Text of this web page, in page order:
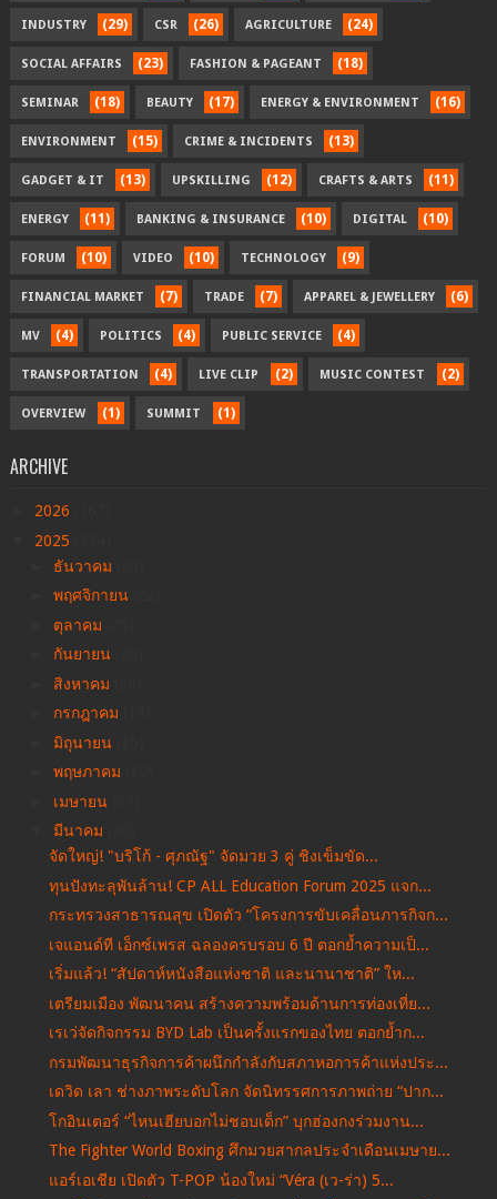
INDUSTRY (29) CSR (26) AGRICULTURE (24)
SOCIAL AFFAIRS (23) FASHION & PAGEANT (18)
SEMINAR (18) BEAUTY (17) ENERGY & ENVIRONMENT (16)
ENVIRONMENT (15) CRIME & INCIDENTS (13)
GADGET & IT (13) UPSKILLING (12) CRAFTS & ARTS (11)
ENERGY (11) BANKING & INSURANCE (10) DIGITAL (10)
FORUM (10) VIDEO (10) TECHNOLOGY (9)
FINANCIAL MARKET (7) TRADE (7) APPAREL & JEWELLERY (6)
MV (4) POLITICS (4) PUBLIC SERVICE (4)
TRANSPORTATION (4) LIVE CLIP (2) MUSIC CONTEST (2)
OVERVIEW (1) SUMMIT (1)
ARCHIVE
2026
2025
ธันวาคม
พฤศจิกายน
ตุลาคม
กันยายน
สิงหาคม
กรกฎาคม
มิถุนายน
พฤษภาคม
เมษายน
มีนาคม
จัดใหญ่! "บริโก้ - ศุภณัฐ" จัดมวย 3 คู่ ชิงเข็มขัด...
ทุนปังทะลุพันล้าน! CP ALL Education Forum 2025 แจก...
กระทรวงสาธารณสุข เปิดตัว “โครงการขับเคลื่อนภารกิจก...
เจแอนด์ที เอ็กซ์เพรส ฉลองครบรอบ 6 ปี ตอกย้ำความเป็...
เริ่มแล้ว! “สัปดาห์หนังสือแห่งชาติ และนานาชาติ” ให...
เตรียมเมือง พัฒนาคน สร้างความพร้อมด้านการท่องเที่ย...
เรเว่จัดกิจกรรม BYD Lab เป็นครั้งแรกของไทย ตอกย้ำก...
กรมพัฒนาธุรกิจการค้าผนึกกำลังกับสภาหอการค้าแห่งประ...
เดวิด เลา ช่างภาพระดับโลก จัดนิทรรศการภาพถ่าย “ปาก...
โกอินเตอร์ “ไหนเฮียบอกไม่ชอบเด็ก” บุกฮ่องกงร่วมงาน...
The Fighter World Boxing ศึกมวยสากลประจำเดือนเมษาย...
แอร์เอเชีย เปิดตัว T-POP น้องใหม่ “Véra (เว-ร่า) 5...